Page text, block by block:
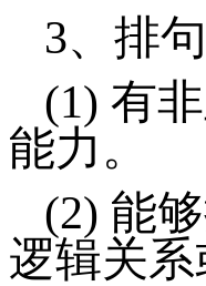
3、 排
(1) 有
能力。
(2) 能
逻辑关